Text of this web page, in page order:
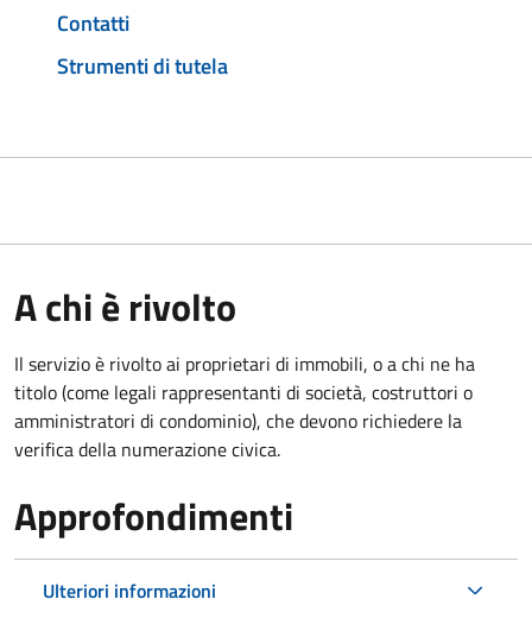
Contatti
Strumenti di tutela
A chi è rivolto
Il servizio è rivolto ai proprietari di immobili, o a chi ne ha
titolo (come legali rappresentanti di società, costruttori o
amministratori di condominio), che devono richiedere la
verifica della numerazione civica.
Approfondimenti
Ulteriori informazioni